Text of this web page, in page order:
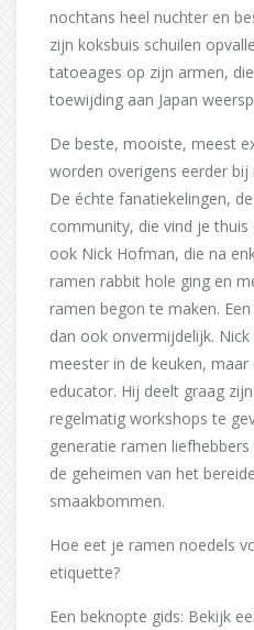
nochtans heel nuchter en
zijn koksbuis schuilen
tatoeages op zijn armen,
toewijding aan Japan
De beste, mooiste, meest
worden overigens eerder
De échte fanatiekelingen, de
community, die vind je
ook Nick Hofman, die na
ramen rabbit hole ging en
ramen begon te maken.
dan ook onvermijdelijk.
meester in de keuken,
educator. Hij deelt graag
regelmatig workshops te
generatie ramen
de geheimen van het
smaakbommen.
Hoe eet je ramen noedels
etiquette?
Een beknopte gids: Bekijk